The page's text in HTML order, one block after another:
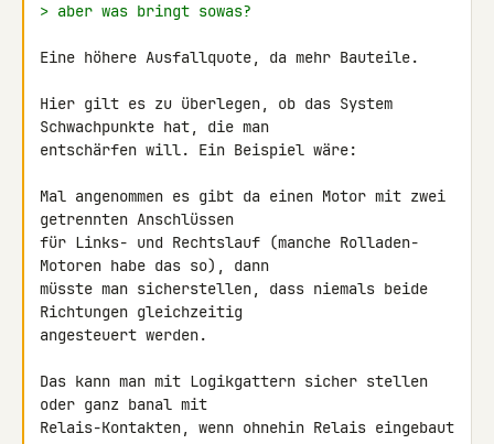
> aber was bringt sowas?
Eine höhere Ausfallquote, da mehr Bauteile.
Hier gilt es zu überlegen, ob das System
Schwachpunkte hat, die man
entschärfen will. Ein Beispiel wäre:
Mal angenommen es gibt da einen Motor mit zwei
getrennten Anschlüssen
für Links- und Rechtslauf (manche Rolladen-
Motoren habe das so), dann
müsste man sicherstellen, dass niemals beide
Richtungen gleichzeitig
angesteuert werden.
Das kann man mit Logikgattern sicher stellen
oder ganz banal mit
Relais-Kontakten, wenn ohnehin Relais eingebaut